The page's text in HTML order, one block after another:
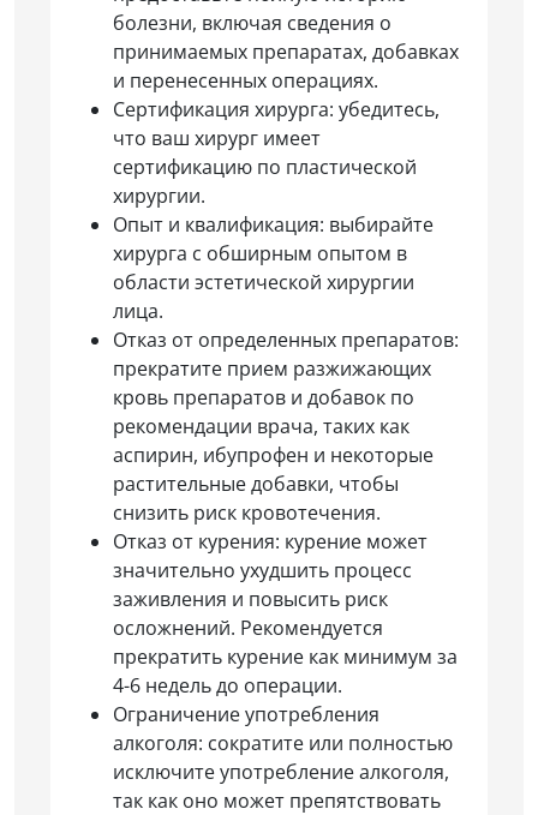
болезни, включая сведения о
принимаемых препаратах, добавках
и перенесенных операциях.
Сертификация хирурга: убедитесь,
что ваш хирург имеет
сертификацию по пластической
хирургии.
Опыт и квалификация: выбирайте
хирурга с обширным опытом в
области эстетической хирургии
лица.
Отказ от определенных препаратов:
прекратите прием разжижающих
кровь препаратов и добавок по
рекомендации врача, таких как
аспирин, ибупрофен и некоторые
растительные добавки, чтобы
снизить риск кровотечения.
Отказ от курения: курение может
значительно ухудшить процесс
заживления и повысить риск
осложнений. Рекомендуется
прекратить курение как минимум за
4-6 недель до операции.
Ограничение употребления
алкоголя: сократите или полностью
исключите употребление алкоголя,
так как оно может препятствовать